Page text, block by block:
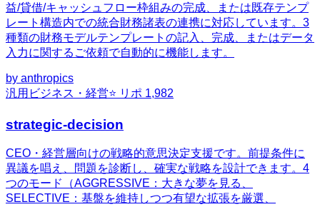
益/貸借/キャッシュフロー枠組みの完成、または既存テンプ
レート構造内での統合財務諸表の連携に対応しています。3
種類の財務モデルテンプレートの記入、完成、またはデータ
入力に関するご依頼で自動的に機能します。
by anthropics
汎用 ビジネス・経営⭐ リポ 1,982
strategic-decision
CEO・経営層向けの戦略的意思決定支援です。前提条件に
異議を唱え、問題を診断し、確実な戦略を設計できます。4
つのモード（AGGRESSIVE：大きな夢を見る、
SELECTIVE：基盤を維持しつつ有望な拡張を厳選、